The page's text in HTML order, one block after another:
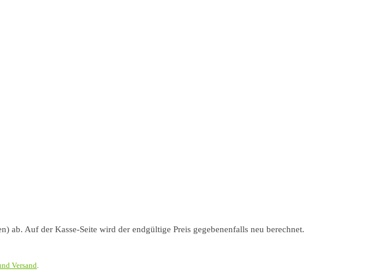
ab. Auf der Kasse-Seite wird der endgültige Preis gegebenenfalls neu berechnet.
Versand